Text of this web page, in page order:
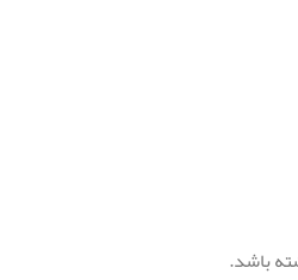
باشد.